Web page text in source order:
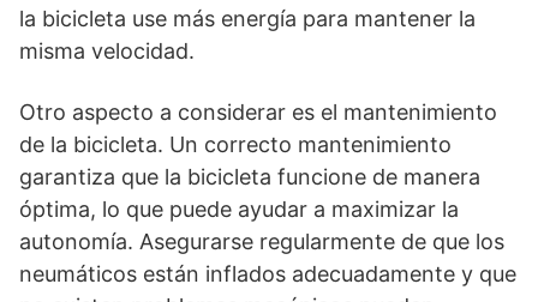
la bicicleta use más energía para mantener la
misma velocidad.
Otro aspecto a considerar es el mantenimiento
de la bicicleta. Un correcto mantenimiento
garantiza que la bicicleta funcione de manera
óptima, lo que puede ayudar a maximizar la
autonomía. Asegurarse regularmente de que los
neumáticos están inflados adecuadamente y que